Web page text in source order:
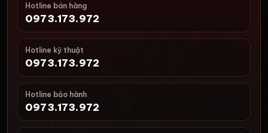
Hotline bán hàng
0973.173.972
Hotline kỹ thuật
0973.173.972
Hotline bảo hành
0973.173.972